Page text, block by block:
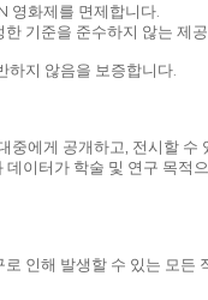
영화제를 면제합니다.
기준을 준수하지 않는 제
하지 않음을 보증합니다.
에게 공개하고, 전시할
이터가 학술 및 연구 목적
해 발생할 수 있는 모든